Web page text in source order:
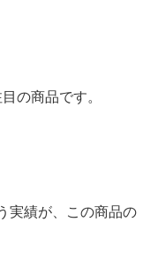
の商品です。
実績が、この商品の